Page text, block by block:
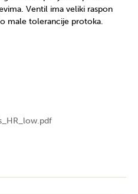
Ventil ima veliki raspon
male tolerancije protoka.